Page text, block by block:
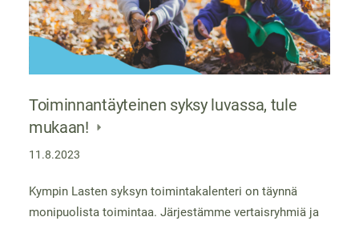
Toiminnantäyteinen syksy luvassa, tule
mukaan!
11.8.2023
Kympin Lasten syksyn toimintakalenteri on täynnä
monipuolista toimintaa. Järjestämme vertaisryhmiä ja